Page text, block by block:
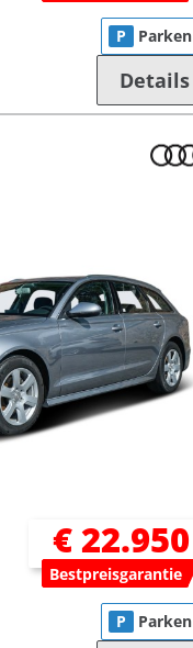
P Parken
Details
€ 22.950
Bestpreisgarantie
P Parken